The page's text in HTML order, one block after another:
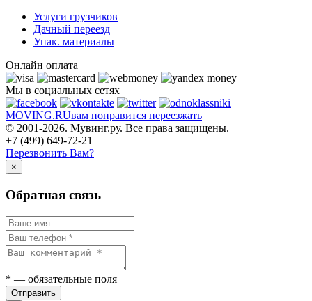
Услуги грузчиков
Дачный переезд
Упак. материалы
Онлайн оплата
Мы в социальных сетях
MOVING.RUвам понравится переезжать
© 2001-2026. Мувинг.ру. Все права защищены.
+7 (499) 649-72-21
Перезвонить Вам?
×
Обратная связь
* — обязательные поля
Отправить